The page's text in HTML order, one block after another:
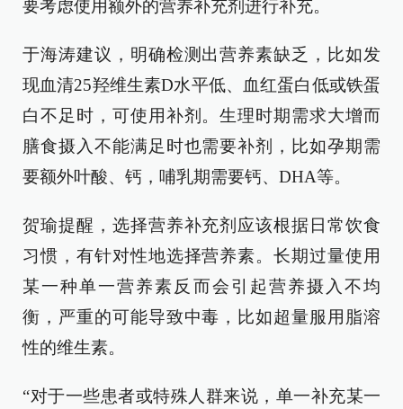
要考虑使用额外的营养补充剂进行补充。
于海涛建议，明确检测出营养素缺乏，比如发
现血清25羟维生素D水平低、血红蛋白低或铁蛋
白不足时，可使用补剂。生理时期需求大增而
膳食摄入不能满足时也需要补剂，比如孕期需
要额外叶酸、钙，哺乳期需要钙、DHA等。
贺瑜提醒，选择营养补充剂应该根据日常饮食
习惯，有针对性地选择营养素。长期过量使用
某一种单一营养素反而会引起营养摄入不均
衡，严重的可能导致中毒，比如超量服用脂溶
性的维生素。
“对于一些患者或特殊人群来说，单一补充某一